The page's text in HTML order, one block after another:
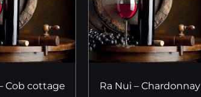
Cob cottage
Ra Nui – Chardonnay